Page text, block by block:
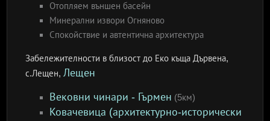
Отопляем външен басейн
Минерални извори Огняново
Спокойствие и автентична архитектура
Забележителности в близост до Еко къща Дървена,
с.Лещен, Лещен
Вековни чинари - Гърмен (5км)
Ковачевица (архитектурно-исторически